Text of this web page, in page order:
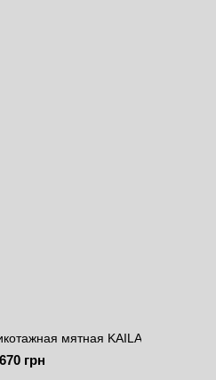
мятная KAILA
грн